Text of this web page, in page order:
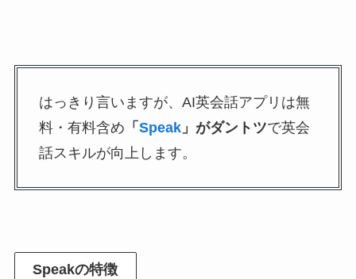
はっきり言いますが、AI英会話アプリは無
料・有料含め 「 Speak」がダントツで英会
話スキルが向上します。
Speakの特徴